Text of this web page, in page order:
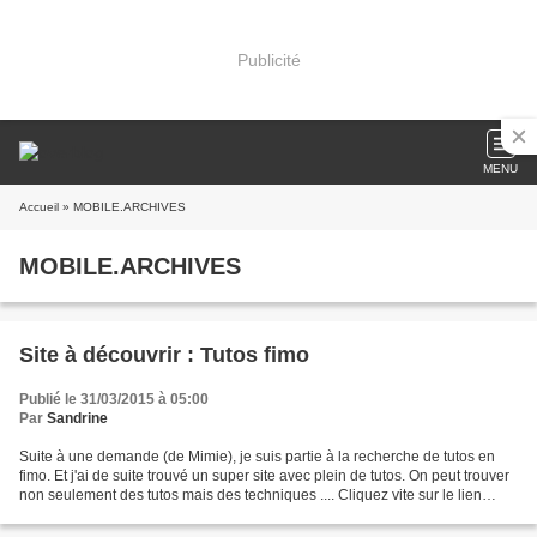
Publicité
MENU
Accueil » MOBILE.ARCHIVES
MOBILE.ARCHIVES
Site à découvrir : Tutos fimo
Publié le 31/03/2015 à 05:00
Par Sandrine
Suite à une demande (de Mimie), je suis partie à la recherche de tutos en
fimo. Et j'ai de suite trouvé un super site avec plein de tutos. On peut trouver
non seulement des tutos mais des techniques .... Cliquez vite sur le lien